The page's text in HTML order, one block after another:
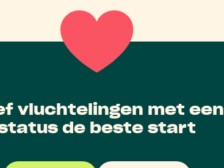
vluchtelingen met een
de beste start